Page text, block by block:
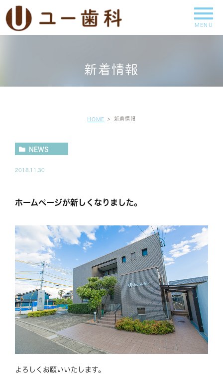
新着情報
HOME 新着情報
NEWS
2018.11.30
ホームページが新しくなりました。
よろしくお願いいたします。